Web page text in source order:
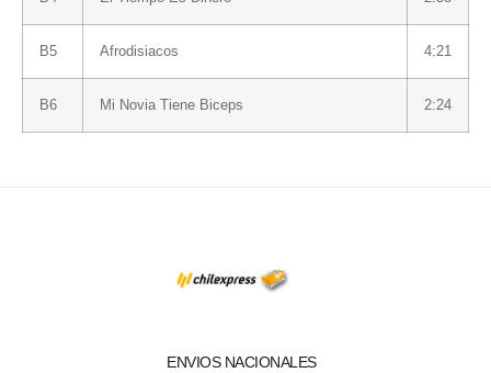
B5 Afrodisiacos 4:21
B6 Mi Novia Tiene Biceps 2:24
ENVIOS NACIONALES